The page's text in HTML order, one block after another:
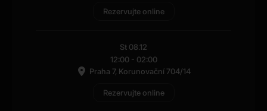
Rezervujte online
St 08.12
12:00- 02:00
Praha 7, Korunovační 704/14
Rezervujte online